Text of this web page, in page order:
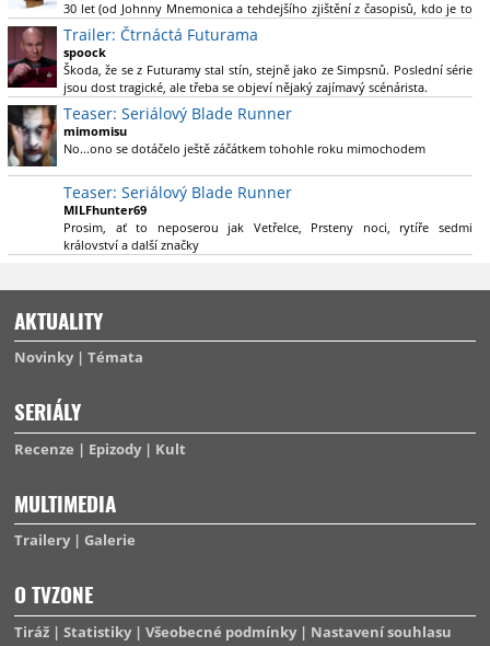
(DC nebo MCU to je buřt) , ale nezasloužilo by si to zářez jen kvůli tomu.
Držím tomu palce.
30 let (od Johnny Mnemonica a tehdejšího zjištění z časopisů, kdo je to
Gibson a co je jeho debutová kniha zač), přičemž 25 let (od Matrixu,
který pojem cyberpunk dostal do povědomí i obyčejného diváka a
nikoliv fanouška žánru) marně doufám, že si po řadě "duchovních
nástupců", kteří přišli poté (Ghost In The Shell, Alita: Battle Angel,
Altered Carbon, Blade Runner 2049, Cyberpunk 2077, atd.), někdo
konečně vzpomene i na bibli cyberpunku, se kterou to všechno začalo.
Teď už nezbývá nic jiného než se tiše modlit a doufat, že to bude stát za
to
. Plus kudos za sázku na seriál a nikoliv film, snad tvůrci tu
Trailer: Čtrnáctá Futurama
spoock
Škoda, že se z Futuramy stal stín, stejně jako ze Simpsnů. Poslední série
jsou dost tragické, ale třeba se objeví nějaký zajímavý scénárista.
Nedávno začala vycházet nová řada Ricka a Mortyho a já z úžasem zjistil,
že se na to dá opět koukat.
Teaser: Seriálový Blade Runner
mimomisu
No...ono se dotáčelo ještě záčátkem tohohle roku mimochodem
Teaser: Seriálový Blade Runner
MILFhunter69
Prosim, ať to neposerou jak Vetřelce, Prsteny noci, rytíře sedmi
království a další značky
AKTUALITY
Novinky Témata
SERIÁLY
Recenze Epizody Kult
MULTIMEDIA
Trailery Galerie
O TVZONE
Tiráž Statistiky Všeobecné podmínky Nastavení souhlasu